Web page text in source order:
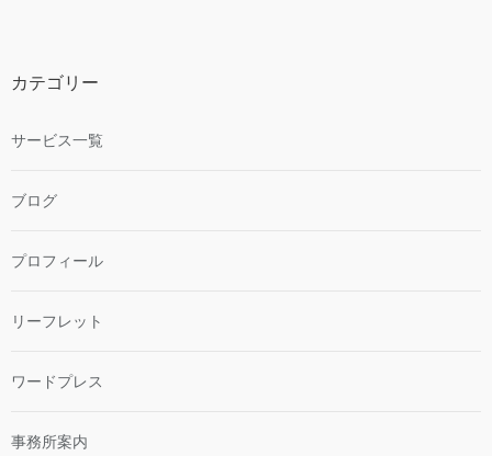
カテゴリー
サービス一覧
ブログ
プロフィール
リーフレット
ワードプレス
事務所案内